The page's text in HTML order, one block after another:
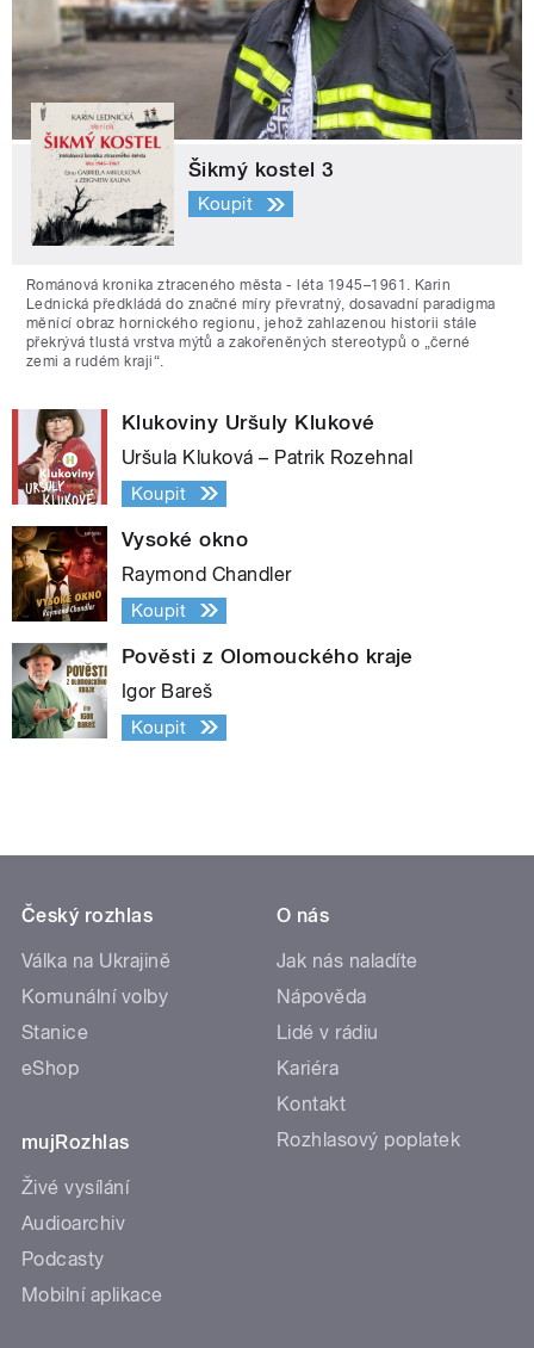
Šikmý kostel 3
Koupit
Románová kronika ztraceného města - léta 1945–1961. Karin
Lednická předkládá do značné míry převratný, dosavadní paradigma
měnící obraz hornického regionu, jehož zahlazenou historii stále
překrývá tlustá vrstva mýtů a zakořeněných stereotypů o „černé
zemi a rudém kraji“.
Klukoviny Uršuly Klukové
Uršula Kluková – Patrik Rozehnal
Koupit
Vysoké okno
Raymond Chandler
Koupit
Pověsti z Olomouckého kraje
Igor Bareš
Koupit
Český rozhlas
Válka na Ukrajině
Komunální volby
Stanice
eShop
mujRozhlas
Živé vysílání
Audioarchiv
Podcasty
Mobilní aplikace
O nás
Jak nás naladíte
Nápověda
Lidé v rádiu
Kariéra
Kontakt
Rozhlasový poplatek